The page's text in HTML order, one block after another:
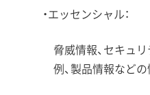
・エッセンシャル：
脅威情報、セキュ
例、製品情報など